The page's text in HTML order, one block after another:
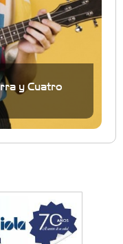
y Cuatro